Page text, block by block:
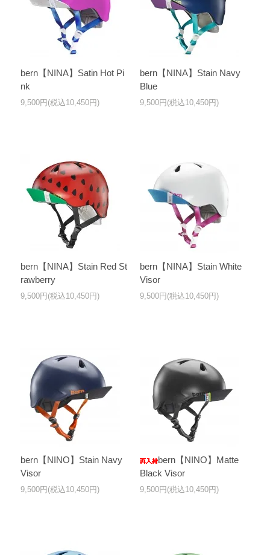
bern【NINA】Satin Hot Pi
nk
9,500円(税込10,450円)
bern【NINA】Stain Navy
Blue
9,500円(税込10,450円)
bern【NINA】Stain Red St
rawberry
9,500円(税込10,450円)
bern【NINA】Stain White
Visor
9,500円(税込10,450円)
bern【NINO】Stain Navy
Visor
9,500円(税込10,450円)
bern【NINO】Matte
Black Visor
9,500円(税込10,450円)